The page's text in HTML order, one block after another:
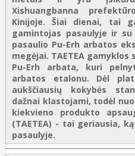
Xishuangbanna
Kinijoje. Šiai dienai, tai
gamintojas pasaulyje ir
pasaulio Pu-Erh arbatos
megėjai. TAETEA gamyklos
Pu-Erh arbata, kuri
arbatos etalonu. Dėl
aukščiausių kokybės
dažnai klastojami, todėl
kiekvieno produkto
(TAETEA) - tai geriausia,
pasaulyje.